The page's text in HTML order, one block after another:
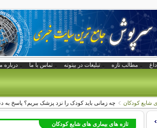
مطالب تازه تبلیغات در بیتوته تماس با ما درباره
شایع کودکان چه زمانی باید کودک را نزد پزشک ببریم؟ پاسخ به
تازه های بیماری های شایع کودکان